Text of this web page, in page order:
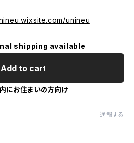
unineu
shipping available
Add to cart
にお住まいの方向け
通報する